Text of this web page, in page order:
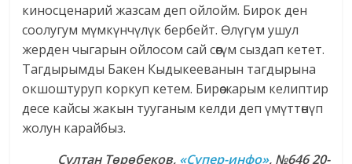
киносценарий жазсам деп ойлойм. Бирок ден
соолугум мүмкүнчүлүк бербейт. Өлүгүм ушул
жерден чыгарын ойлосом сай сөөгүм сыздап кетет.
Тагдырымды Бакен Кыдыкееванын тагдырына
окшоштуруп коркуп кетем. Бирөө жарым келиптир
десе кайсы жакын тууганым келди деп үмүттөнүп
жолун карайбыз.
Султан Төрөбеков, «Супер-инфо», №646 20-